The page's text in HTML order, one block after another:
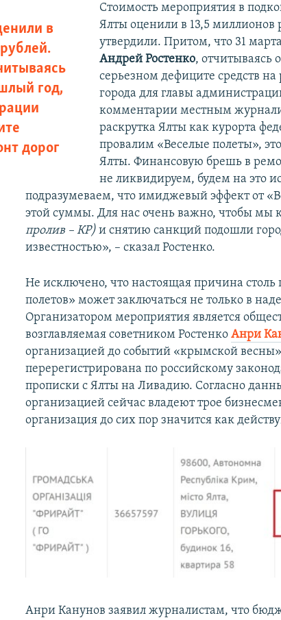
в
год,
дорог
​Стоимость мероприятия в
Ялты оценили в 13,5 миллионов
утвердили. Притом, что 31
Андрей Ростенко, отчитываясь
серьезном дефиците средств
города для главы
комментарии местным
раскрутка Ялты как курорта
провалим «Веселые полеты»,
Ялты. Финансовую брешь в
не ликвидируем, будем на это
подразумеваем, что имиджевый эффект от
этой суммы. Для нас очень важно, чтобы мы
пролив – КР) и снятию санкций подошли
известностью», – сказал Ростенко.
Не исключено, что настоящая причина
полетов» может заключаться не только в
Организатором мероприятия является
возглавляемая советником РостенкоАнри
организацией до событий «крымской
перерегистрирована по российскому
прописки с Ялты на Ливадию. Согласно
организацией сейчас владеют трое
организация до сих пор значится как
Анри Канунов заявил журналистам, что